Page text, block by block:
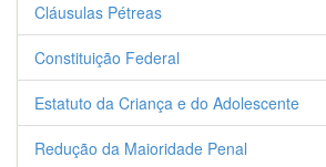
Cláusulas Pétreas
Constituição Federal
Estatuto da Criança e do Adolescente
Redução da Maioridade Penal